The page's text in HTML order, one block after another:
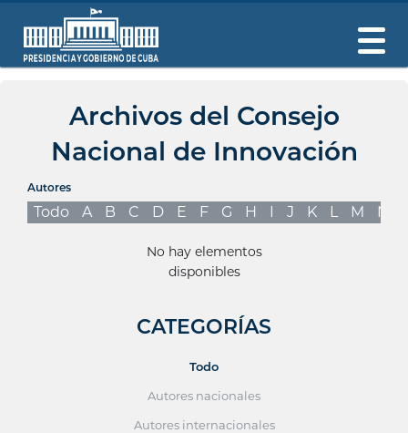
Archivos del Consejo
Nacional de Innovación
Autores
Todo A B C D E F G H I J K L M N
No hay elementos
disponibles
CATEGORÍAS
Todo
Autores nacionales
Autores internacionales